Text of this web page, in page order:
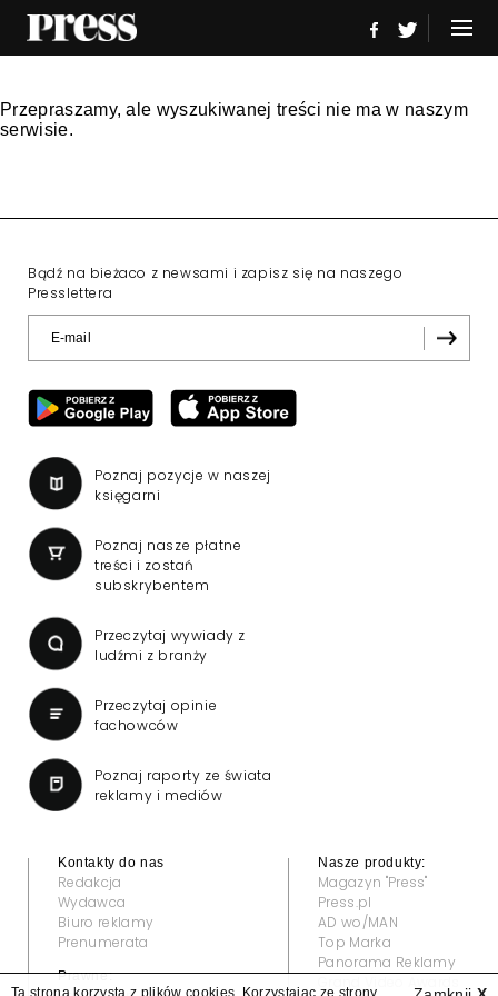
Przepraszamy, ale wyszukiwanej treści nie ma w naszym
serwisie.
Bądź na bieżaco z newsami i zapisz się na naszego
Presslettera
Poznaj pozycje w naszej
księgarni
Poznaj nasze płatne
treści i zostań
subskrybentem
Przeczytaj wywiady z
ludźmi z branży
Przeczytaj opinie
fachowców
Poznaj raporty ze świata
reklamy i mediów
Kontakty do nas
Redakcja
Wydawca
Biuro reklamy
Prenumerata
Prawne:
Nasze produkty:
Magazyn "Press"
Press.pl
AD wo/MAN
Top Marka
Panorama Reklamy
Ta strona korzysta z plików cookies. Korzystając ze strony